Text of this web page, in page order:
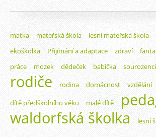
matka mateřská škola lesní mateřská škola
ekoškolka
Přijímání a adaptace zdraví
práce
mozek dědeček babička sourozenci
rodiče rodina domácnost vzdělání
dítě předškolního věku
malé dítě
waldorfská školka
lesní